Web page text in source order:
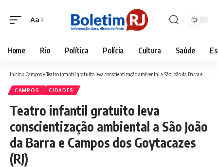
Font
Aa
Home Rio Política Polícia Cultura Saúde
Início» Campos»Teatro infantil gratuito leva conscientização ambiental a São João da Barra e Campos dos Goytacazes (RJ)
CAMPOS CIDADES
Teatro infantil gratuito leva
conscientização ambiental a São João
da Barra e Campos dos Goytacazes
(RJ)